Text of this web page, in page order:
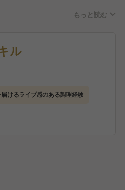
と心から感じてもらえる体験
活かしたメニュー開発
トの調理、盛り付け
もっと読む
ル
けるライブ感のある調理経験